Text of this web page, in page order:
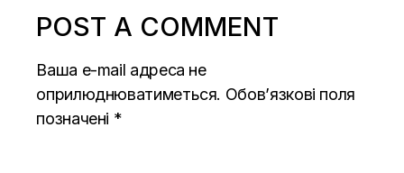
POST A COMMENT
Ваша e-mail адреса не
оприлюднюватиметься. Обов’язкові поля
позначені *